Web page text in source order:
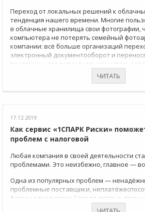
Переход от локальных решений к
тенденция нашего времени. Многие
в облачные хранилища свои фотографии,
компьютера не потерять семейный
компании: всё больше организаций
электронный документооборот и
программы для повседневного
моде, а стремление сэкономить и
работы. Мы попытались выяснить, почему
выбирают аренду 1С и собрали основные
ЧИТАТЬ
17.12.2019
Как сервис «1СПАРК Риски»
проблем с налоговой
Любая компания в своей деятельности
проблемами. Это неизбежно, главное —
Одна из популярных проблем —
проблемные поставщики,
фирмы однодневки. Если от первых двух
бюджет компании, то связь с